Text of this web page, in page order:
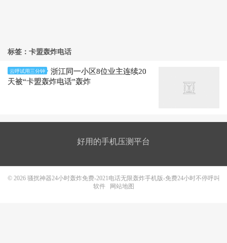
标签：卡盟轰炸电话
云呼试用三分钟
浙江同一小区8位业主连续20
天被“卡盟轰炸电话”轰炸
好用的手机压测平台
© 2026 骚扰神器24小时轰炸免费-2021电话无限轰炸手机版-免费24小时不停呼叫
软件
网站地图